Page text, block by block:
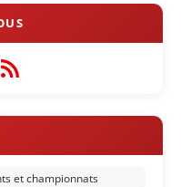
Flux RSS
et championnats